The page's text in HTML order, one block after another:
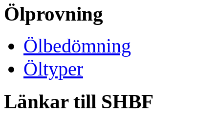
Ölprovning
Ölbedömning
Öltyper
Länkar till SHBF